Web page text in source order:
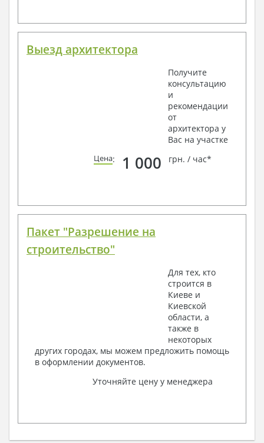
Выезд архитектора
Получите
консультацию
и
рекомендации
от
архитектора у
Вас на участке
Цена: 1 000 грн. / час*
Пакет "Разрешение на
строительство"
Для тех, кто
строится в
Киеве и
Киевской
области, а
также в
некоторых
других городах, мы можем предложить помощь
в оформлении документов.
Уточняйте цену у менеджера